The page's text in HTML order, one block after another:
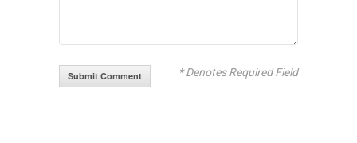
* Denotes Required Field